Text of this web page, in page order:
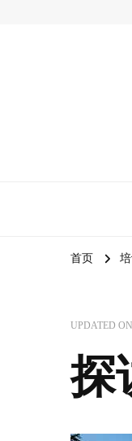
首页
UPDATED ON
探